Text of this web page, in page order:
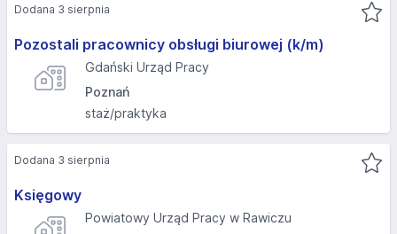
Pozostali pracownicy obsługi biurowej (k/m)
Gdański Urząd Pracy
Poznań
staż/praktyka
Dodana 3 sierpnia
Księgowy
Powiatowy Urząd Pracy w Rawiczu
Dodana 3 sierpnia